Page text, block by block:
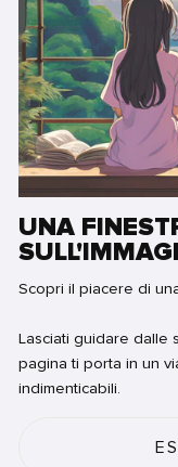
UNA
Scopri il piacere di
Lasciati guidare dalle
pagina ti porta in un
indimenticabili.